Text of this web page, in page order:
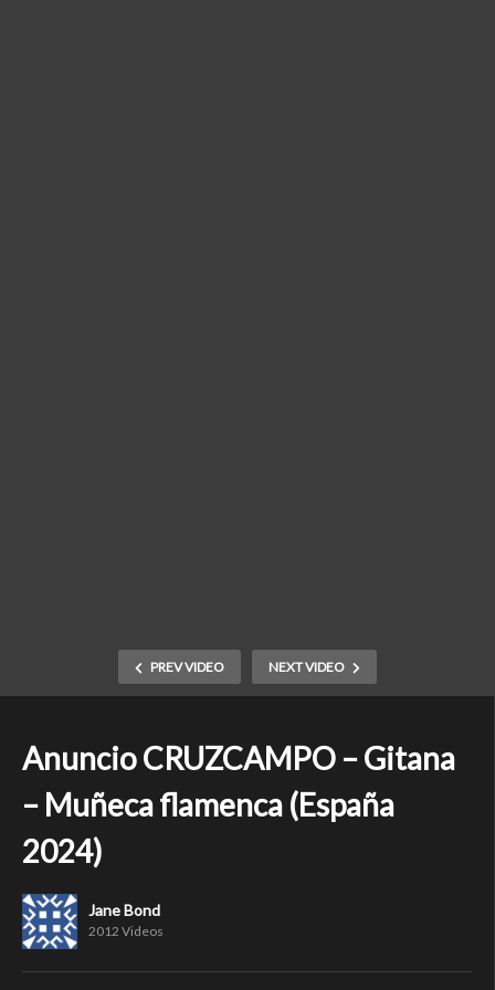
PREV VIDEO NEXT VIDEO
Anuncio CRUZCAMPO – Gitana
– Muñeca flamenca (España
2024)
Jane Bond
2012 Videos